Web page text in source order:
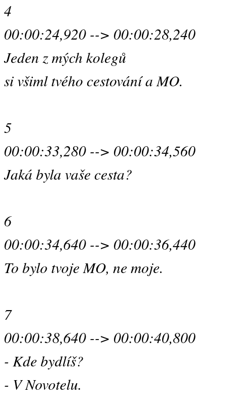
4
00:00:24,920 --> 00:00:28,240
Jeden z mých kolegů
si všiml tvého cestování a MO.
5
00:00:33,280 --> 00:00:34,560
Jaká byla vaše cesta?
6
00:00:34,640 --> 00:00:36,440
To bylo tvoje MO, ne moje.
7
00:00:38,640 --> 00:00:40,800
- Kde bydlíš?
- V Novotelu.